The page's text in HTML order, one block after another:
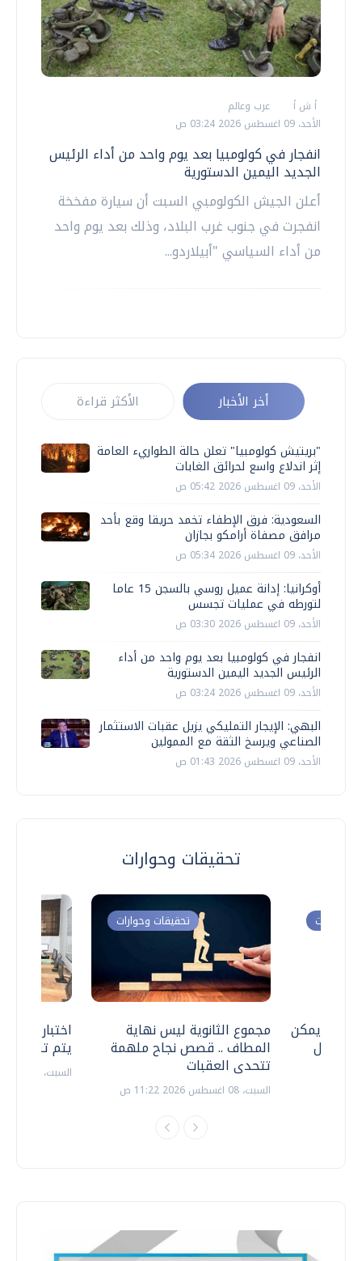
أ ش أ
عرب وعالم
الأحد، 09 اغسطس 2026 03:24 ص
انفجار في كولومبيا بعد يوم واحد من أداء الرئيس
الجديد اليمين الدستورية
أعلن الجيش الكولومبي السبت أن سيارة مفخخة
انفجرت في جنوب غرب البلاد، وذلك بعد يوم واحد
من أداء السياسي "أبيلاردو...
أخر الأخبار الأكثر قراءة
"بريتيش كولومبيا" تعلن حالة الطواريء العامة
إثر اندلاع واسع لحرائق الغابات
الأحد، 09 اغسطس 2026 05:42 ص
السعودية: فرق الإطفاء تخمد حريقا وقع بأحد
مرافق مصفاة أرامكو بجازان
الأحد، 09 اغسطس 2026 05:34 ص
أوكرانيا: إدانة عميل روسي بالسجن 15 عاما
لتورطه في عمليات تجسس
الأحد، 09 اغسطس 2026 03:30 ص
انفجار في كولومبيا بعد يوم واحد من أداء
الرئيس الجديد اليمين الدستورية
الأحد، 09 اغسطس 2026 03:24 ص
البهي: الإيجار التمليكي يزيل عقبات الاستثمار
الصناعي ويرسخ الثقة مع الممولين
الأحد، 09 اغسطس 2026 01:43 ص
تحقيقات وحوارات
اختبارات
يتم
السبت، 18 يوليو 2026 09:22 ص
تحقيقات وحوارات
مجموع الثانوية ليس نهاية
المطاف .. قصص نجاح ملهمة
تتحدى العقبات
السبت، 08 اغسطس 2026 11:22 ص
وحوارات
.. هل يمكن
نتعامل